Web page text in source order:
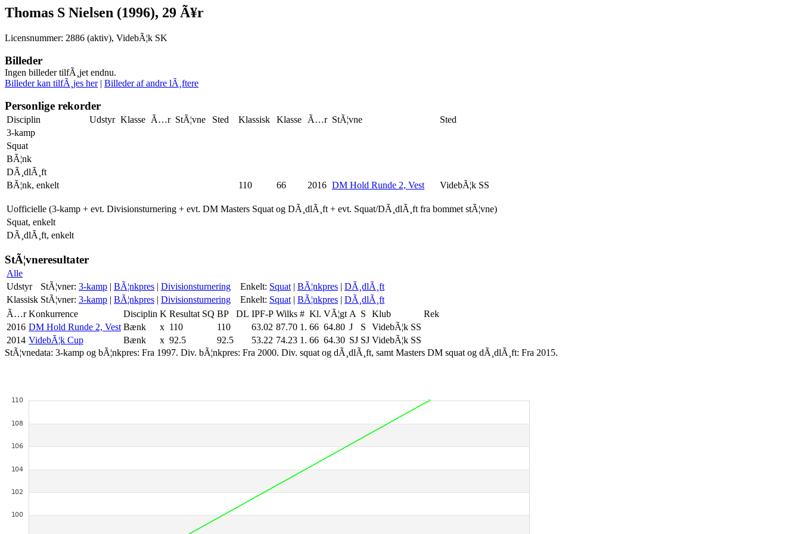
Thomas S Nielsen (1996), 29 Ã¥r
Licensnummer: 2886 (aktiv), VidebÃ¦k SK
Billeder
Ingen billeder tilfÃ¸jet endnu.
Billeder kan tilfÃ¸jes her| Billeder af andre lÃ¸ftere
Personlige rekorder
Disciplin Udstyr Klasse Ã…r StÃ¦vne Sted Klassisk Klasse Ã…r StÃ¦vne
Sted
3-kamp
Squat
BÃ¦nk
DÃ¸dlÃ¸ft
BÃ¦nk, enkelt
110 66 2016 DM Hold Runde 2, Vest VidebÃ¦k SS
Uofficielle (3-kamp + evt. Divisionsturnering + evt. DM Masters Squat og DÃ¸dlÃ¸ft + evt. Squat/DÃ¸dlÃ¸ft fra bommet stÃ¦vne)
Squat, enkelt
DÃ¸dlÃ¸ft, enkelt
StÃ¦vneresultater
Alle
Udstyr
StÃ¦vner: 3-kamp | BÃ¦nkpres | Divisionsturnering Enkelt: Squat | BÃ¦nkpres | DÃ¸dlÃ¸ft
Klassisk StÃ¦vner: 3-kamp | BÃ¦nkpres | Divisionsturnering Enkelt: Squat | BÃ¦nkpres | DÃ¸dlÃ¸ft
Ã…r Konkurrence Disciplin K Resultat SQ BP DL IPF-P Wilks # Kl. VÃ¦gt A S Klub
Rek
2016 DM Hold Runde 2, Vest Bænk x 110 110 63.02 87.70 1. 66 64.80 J S
VidebÃ¦k SS
2014 VidebÃ¦k Cup Bænk x 92.5 92.5 53.22 74.23 1. 66 64.30 SJ SJ VidebÃ¦k SS
StÃ¦vnedata: 3-kamp og bÃ¦nkpres: Fra 1997. Div. bÃ¦nkpres: Fra 2000. Div. squat og dÃ¸dlÃ¸ft, samt Masters DM squat og dÃ¸dlÃ¸ft: Fra 2015.